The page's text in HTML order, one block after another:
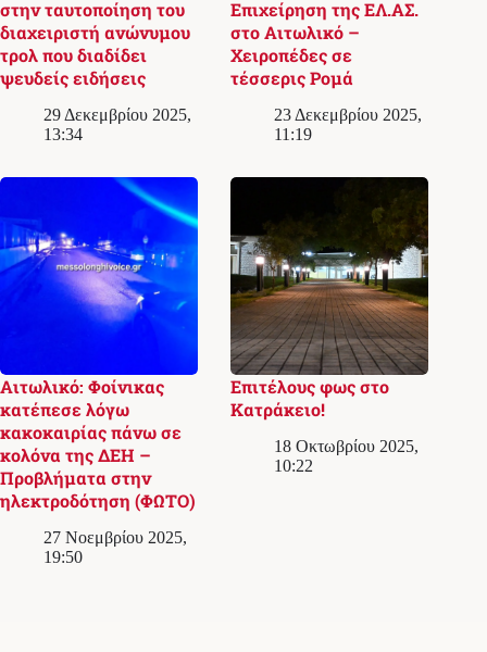
στην ταυτοποίηση του
διαχειριστή ανώνυμου
τρολ που διαδίδει
ψευδείς ειδήσεις
29 Δεκεμβρίου 2025,
13:34
Επιχείρηση της ΕΛ.ΑΣ.
στο Αιτωλικό –
Χειροπέδες σε
τέσσερις Ρομά
23 Δεκεμβρίου 2025,
11:19
Αιτωλικό: Φοίνικας
κατέπεσε λόγω
κακοκαιρίας πάνω σε
κολόνα της ΔΕΗ –
Προβλήματα στην
ηλεκτροδότηση (ΦΩΤΟ)
27 Νοεμβρίου 2025,
19:50
Επιτέλους φως στο
Κατράκειο!
18 Οκτωβρίου 2025,
10:22